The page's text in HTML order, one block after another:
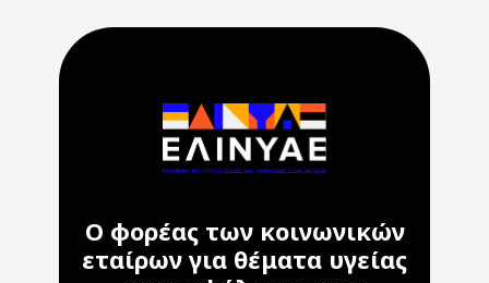
Ο φορέας των κοινωνικών
εταίρων για θέματα υγείας